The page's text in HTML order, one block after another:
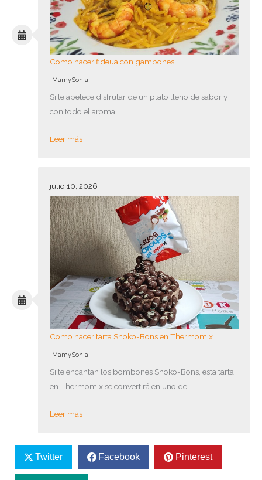
Como hacer fideuá con gambones
MamySonia
Si te apetece disfrutar de un plato lleno de sabor y
con todo el aroma…
Leer más
julio 10, 2026
Como hacer tarta Shoko-Bons en Thermomix
MamySonia
Si te encantan los bombones Shoko-Bons, esta tarta
en Thermomix se convertirá en uno de…
Leer más
Twitter Facebook Pinterest